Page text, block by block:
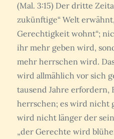
(Mal. 3:15) Der dritte
zukünftige“ Welt
Gerechtigkeit wohnt“;
ihr mehr geben wird,
mehr herrschen wird.
wird allmählich vor sich
tausend Jahre erfordern,
herrschen; es wird nicht
wird nicht länger der
„der Gerechte wird